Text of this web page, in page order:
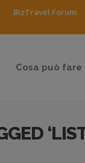
BizTravel Forum
Cosa può fare